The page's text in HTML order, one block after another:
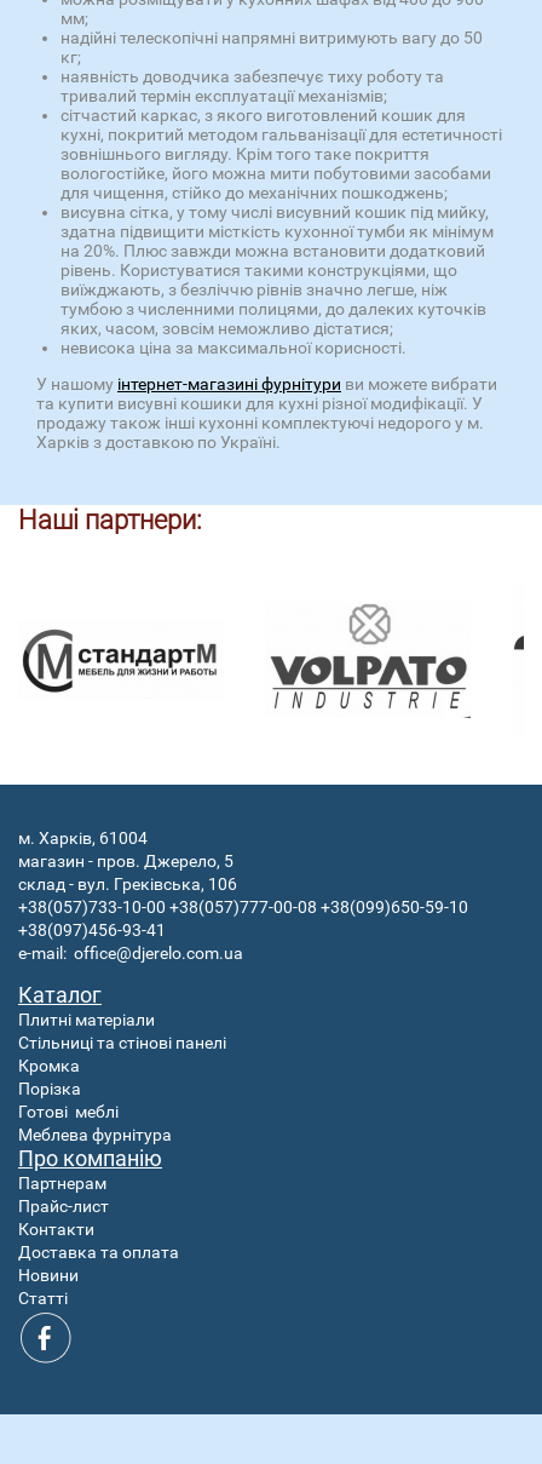
мм;
надійні телескопічні напрямні витримують вагу до 50
кг;
наявність доводчика забезпечує тиху роботу та
тривалий термін експлуатації механізмів;
сітчастий каркас, з якого виготовлений кошик для
кухні, покритий методом гальванізації для естетичності
зовнішнього вигляду. Крім того таке покриття
вологостійке, його можна мити побутовими засобами
для чищення, стійко до механічних пошкоджень;
висувна сітка, у тому числі висувний кошик під мийку,
здатна підвищити місткість кухонної тумби як мінімум
на 20%. Плюс завжди можна встановити додатковий
рівень. Користуватися такими конструкціями, що
виїжджають, з безліччю рівнів значно легше, ніж
тумбою з численними полицями, до далеких куточків
яких, часом, зовсім неможливо дістатися;
невисока ціна за максимальної корисності.
У нашому інтернет-магазині фурнітури ви можете вибрати
та купити висувні кошики для кухні різної модифікації. У
продажу також інші кухонні комплектуючі недорого у м.
Харків з доставкою по Україні.
Наші партнери:
м. Харків, 61004
магазин - пров. Джерело, 5
склад - вул. Греківська, 106
+38(057)733-10-00 +38(057)777-00-08 +38(099)650-59-10
+38(097)456-93-41
e-mail: office@djerelo.com.ua
Каталог
Плитні матеріали
Стільниці та стінові панелі
Кромка
Порізка
Готові меблі
Меблева фурнітура
Про компанію
Партнерам
Прайс-лист
Контакти
Доставка та оплата
Новини
Статті